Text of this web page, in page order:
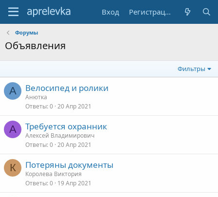
Вход Регистрация
Форумы
Объявления
Фильтры
А Велосипед и ролики
Анютка
Ответы 0 20 Апр 2021
А Требуется охранник
Алексей Владимирович
Ответы 0 20 Апр 2021
К Потеряны документы
Королева Виктория
Ответы 0 19 Апр 2021